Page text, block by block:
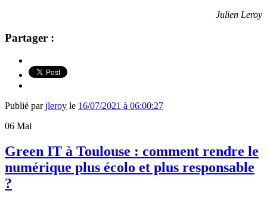
Julien Leroy
Partager :
Publié parjleroy le 16/07/2021 à 06:00:27
06 Mai
Green IT à Toulouse : comment rendre le
numérique plus écolo et plus responsable
?